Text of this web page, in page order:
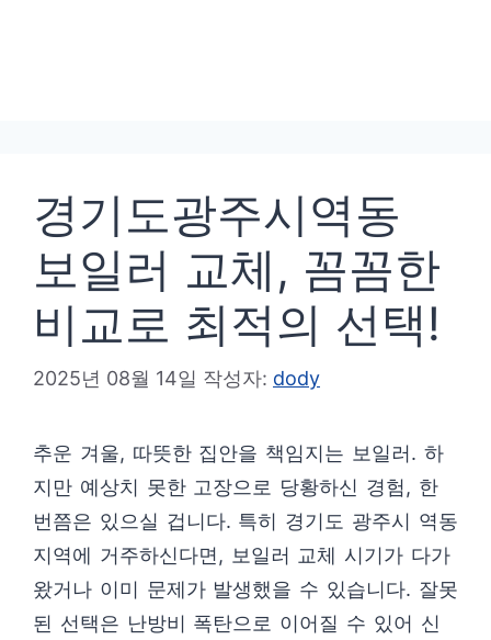
경기도광주시역동
보일러 교체, 꼼꼼한
비교로 최적의 선택!
2025년 08월 14일 작성자: dody
추운 겨울, 따뜻한 집안을 책임지는 보일러. 하
지만 예상치 못한 고장으로 당황하신 경험, 한
번쯤은 있으실 겁니다. 특히 경기도 광주시 역동
지역에 거주하신다면, 보일러 교체 시기가 다가
왔거나 이미 문제가 발생했을 수 있습니다. 잘못
된 선택은 난방비 폭탄으로 이어질 수 있어 신